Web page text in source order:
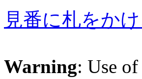
見番に札をか
Warning: Use